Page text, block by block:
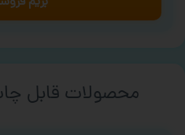
محصولات قابل